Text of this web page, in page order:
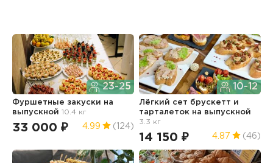
23-25
Фуршетные закуски на
выпускной 10.4 кг
33 000 ₽ 4.99 (124)
10-12
Лёгкий сет брускетт и
тарталеток на выпускной
3.3 кг
14 150 ₽ 4.87 (46)